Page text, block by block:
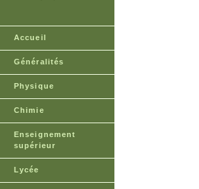
Accueil
Généralités
Physique
Chimie
Enseignement
supérieur
Lycée